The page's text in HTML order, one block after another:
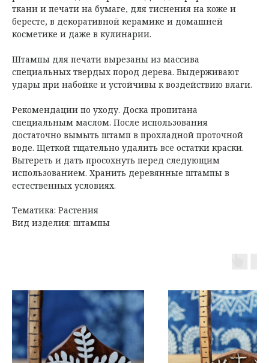
ткани и печати на бумаге, для тиснения на коже и
бересте, в декоративной керамике и домашней
косметике и даже в кулинарии.
Штампы для печати вырезаны из массива
специальных твердых пород дерева. Выдерживают
удары при набойке и устойчивы к воздействию влаги.
Рекомендации по уходу. Доска пропитана
специальным маслом. После использования
достаточно вымыть штамп в прохладной проточной
воде. Щеткой тщательно удалить все остатки краски.
Вытереть и дать просохнуть перед следующим
использованием. Хранить деревянные штампы в
естественных условиях.
Тематика: Растения
Вид изделия: штампы